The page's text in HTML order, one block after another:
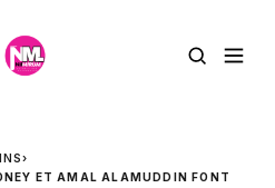
›
ET AMAL ALAMUDDIN FONT